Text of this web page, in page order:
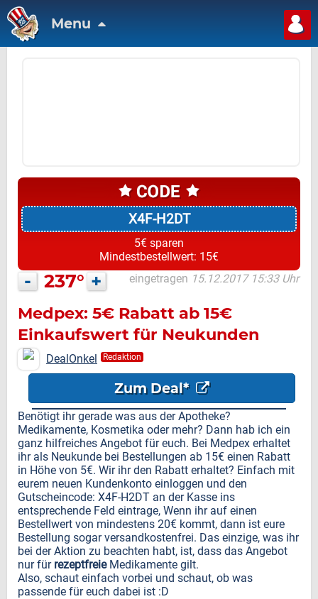
Menu
X4F-H2DT
5€ sparen
Mindestbestellwert: 15€
- 237° + eingetragen 15.12.2017 15:33 Uhr
Medpex: 5€ Rabatt ab 15€
Einkaufswert für Neukunden
DealOnkel Redaktion
Zum Deal*
Benötigt ihr gerade was aus der Apotheke?
Medikamente, Kosmetika oder mehr? Dann hab ich ein
ganz hilfreiches Angebot für euch. Bei Medpex erhaltet
ihr als Neukunde bei Bestellungen ab 15€ einen Rabatt
in Höhe von 5€. Wir ihr den Rabatt erhaltet? Einfach mit
eurem neuen Kundenkonto einloggen und den
Gutscheincode: X4F-H2DT an der Kasse ins
entsprechende Feld eintrage, Wenn ihr auf einen
Bestellwert von mindestens 20€ kommt, dann ist eure
Bestellung sogar versandkostenfrei. Das einzige, was ihr
bei der Aktion zu beachten habt, ist, dass das Angebot
nur für rezeptfreieMedikamente gilt.
Also, schaut einfach vorbei und schaut, ob was
passende für euch dabei ist :D